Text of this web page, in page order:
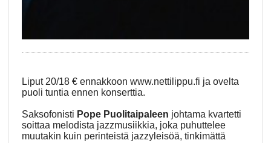
Liput 20/18 € ennakkoon www.nettilippu.fi ja ovelta
puoli tuntia ennen konserttia.
Saksofonisti Pope Puolitaipaleen johtama kvartetti
soittaa melodista jazzmusiikkia, joka puhuttelee
muutakin kuin perinteistä jazzyleisöä, tinkimättä